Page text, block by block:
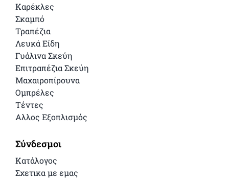
Καρέκλες
Σκαμπό
Τραπέζια
Λευκά Είδη
Γυάλινα Σκεύη
Επιτραπέζια Σκεύη
Μαχαιροπίρουνα
Ομπρέλες
Τέντες
Αλλος Εξοπλισμός
Σύνδεσμοι
Κατάλογος
Σχετικα με εμας